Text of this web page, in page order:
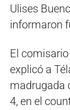
Ulises
informaron
El
explicó a
madrugada
4, en el